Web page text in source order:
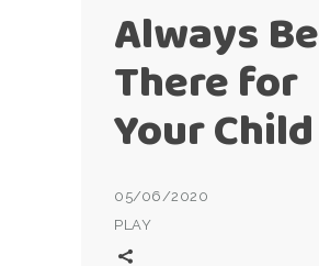
Always Be
There for
Your Child
05/06/2020
PLAY